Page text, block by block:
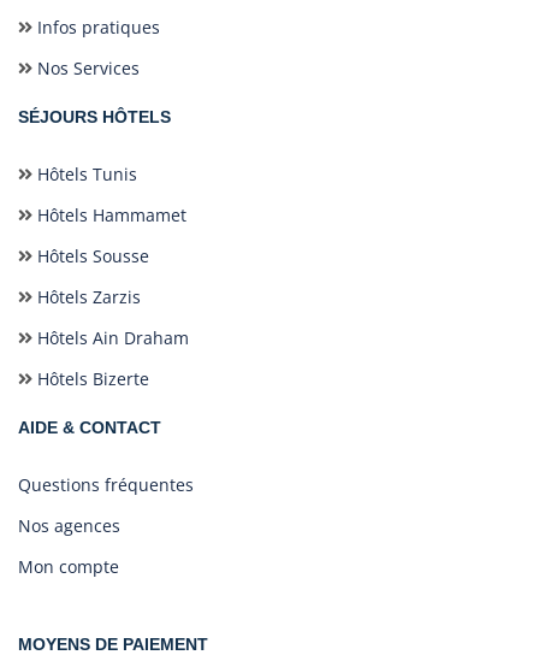
Infos pratiques
Nos Services
SÉJOURS HÔTELS
Hôtels Tunis
Hôtels Hammamet
Hôtels Sousse
Hôtels Zarzis
Hôtels Ain Draham
Hôtels Bizerte
AIDE & CONTACT
Questions fréquentes
Nos agences
Mon compte
MOYENS DE PAIEMENT